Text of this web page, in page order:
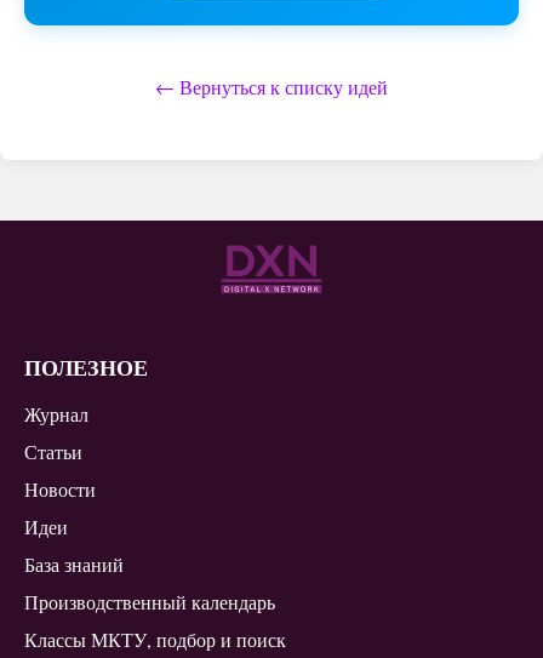
← Вернуться к списку идей
ПОЛЕЗНОЕ
Журнал
Статьи
Новости
Идеи
База знаний
Производственный календарь
Классы МКТУ, подбор и поиск